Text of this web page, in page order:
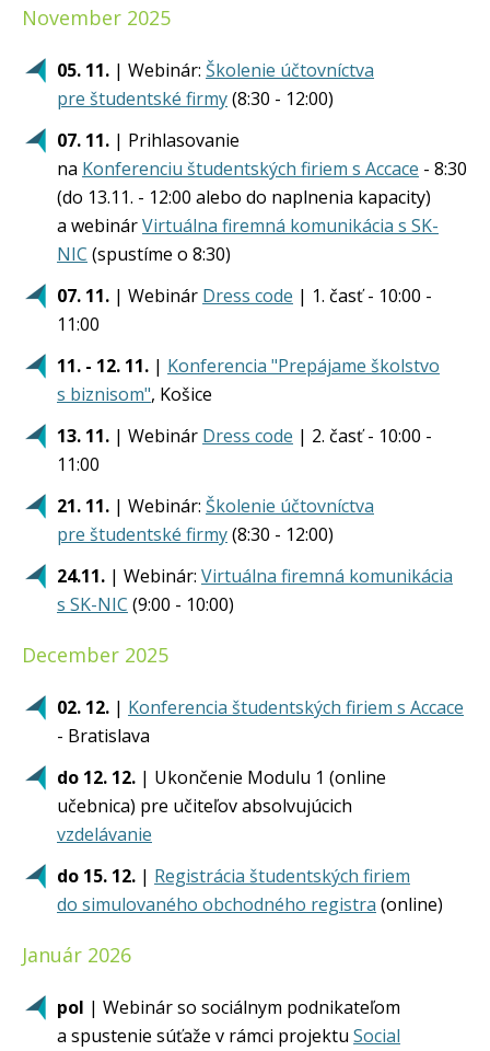
November 2025
05. 11. | Webinár: Školenie účtovníctva
pre študentské firmy(8:30 - 12:00)
07. 11. | Prihlasovanie
na Konferenciu študentských firiem s Accace - 8:30
(do 13.11. - 12:00 alebo do naplnenia kapacity)
a webinárVirtuálna firemná komunikácia s SK-
NIC (spustíme o 8:30)
07. 11. | Webinár Dress code | 1. časť - 10:00 -
11:00
11. - 12. 11. | Konferencia "Prepájame školstvo
s biznisom", Košice
13. 11. | Webinár Dress code | 2. časť - 10:00 -
11:00
21. 11. | Webinár: Školenie účtovníctva
pre študentské firmy(8:30 - 12:00)
24.11. | Webinár: Virtuálna firemná komunikácia
s SK-NIC (9:00 - 10:00)
December 2025
02. 12. | Konferencia študentských firiem s Accace
- Bratislava
do 12. 12. | Ukončenie Modulu 1 (online
učebnica) pre učiteľov absolvujúcich
vzdelávanie
do 15. 12. | Registrácia študentských firiem
do simulovaného obchodného registra (online)
Január 2026
pol | Webinár so sociálnym podnikateľom
a spustenie súťaže v rámci projektu Social